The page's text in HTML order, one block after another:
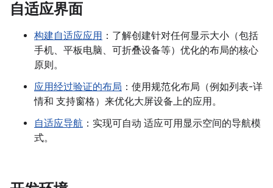
自适应界面
构建自适应应用 ：了解创建针对任何显示大小（包括
手机、平板电脑、可折叠设备等）优化的布局的核心
原则。
应用经过验证的布局 ：使用规范化布局（例如列表-详
情和 支持窗格）来优化大屏设备上的应用。
自适应导航 ：实现可自动 适应可用显示空间的导航模
式。